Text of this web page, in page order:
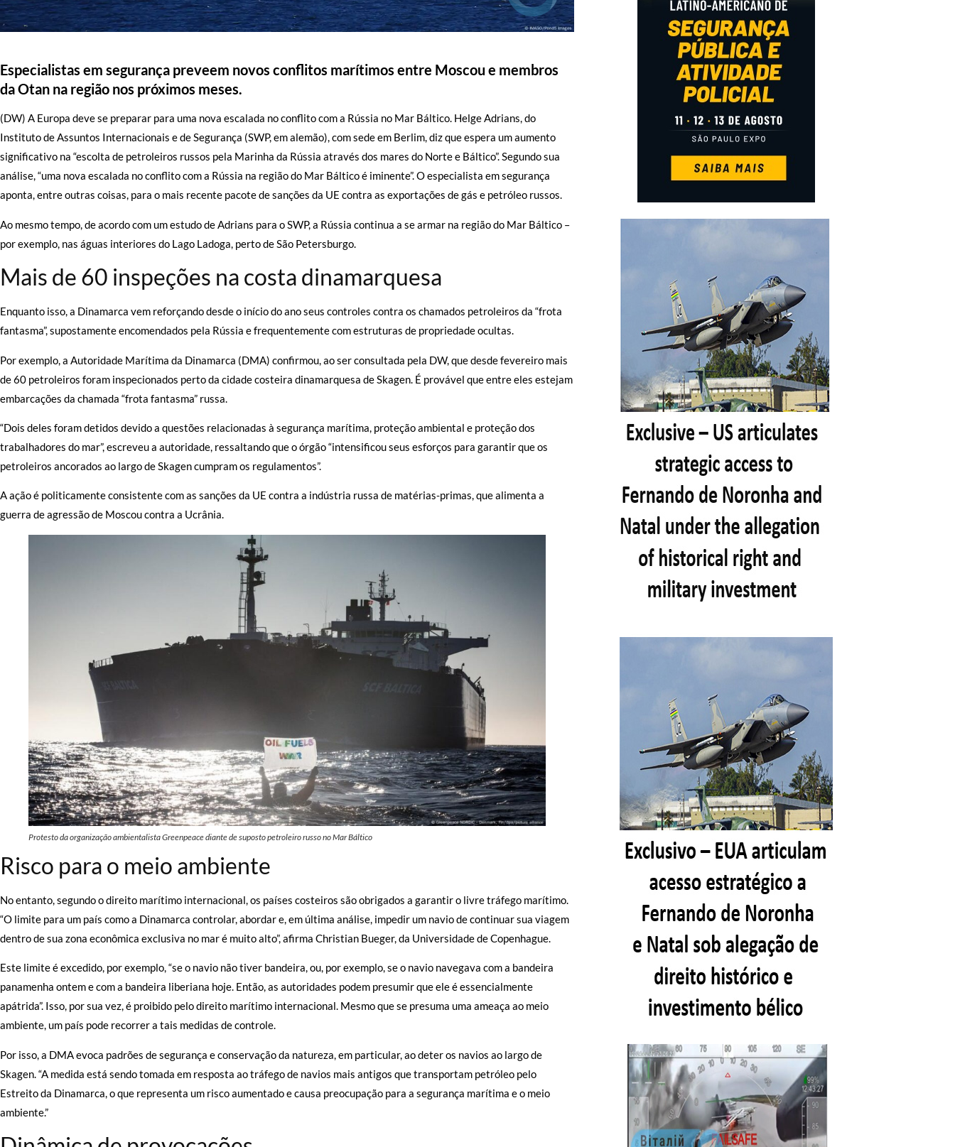
Especialistas em segurança preveem novos conflitos marítimos entre Moscou e membros
da Otan na região nos próximos meses.
(DW) A Europa deve se preparar para uma nova escalada no conflito com a Rússia no Mar Báltico. Helge Adrians, do
Instituto de Assuntos Internacionais e de Segurança (SWP, em alemão), com sede em Berlim, diz que espera um aumento
significativo na “escolta de petroleiros russos pela Marinha da Rússia através dos mares do Norte e Báltico”. Segundo sua
análise, “uma nova escalada no conflito com a Rússia na região do Mar Báltico é iminente”. O especialista em segurança
aponta, entre outras coisas, para o mais recente pacote de sanções da UE contra as exportações de gás e petróleo russos.
Ao mesmo tempo, de acordo com um estudo de Adrians para o SWP, a Rússia continua a se armar na região do Mar Báltico –
por exemplo, nas águas interiores do Lago Ladoga, perto de São Petersburgo.
Mais de 60 inspeções na costa dinamarquesa
Enquanto isso, a Dinamarca vem reforçando desde o início do ano seus controles contra os chamados petroleiros da “frota
fantasma”, supostamente encomendados pela Rússia e frequentemente com estruturas de propriedade ocultas.
Por exemplo, a Autoridade Marítima da Dinamarca (DMA) confirmou, ao ser consultada pela DW, que desde fevereiro mais
de 60 petroleiros foram inspecionados perto da cidade costeira dinamarquesa de Skagen. É provável que entre eles estejam
embarcações da chamada “frota fantasma” russa.
“Dois deles foram detidos devido a questões relacionadas à segurança marítima, proteção ambiental e proteção dos
trabalhadores do mar”, escreveu a autoridade, ressaltando que o órgão “intensificou seus esforços para garantir que os
petroleiros ancorados ao largo de Skagen cumpram os regulamentos”.
A ação é politicamente consistente com as sanções da UE contra a indústria russa de matérias-primas, que alimenta a
guerra de agressão de Moscou contra a Ucrânia.
Protesto da organização ambientalista Greenpeace diante de suposto petroleiro russo no Mar Báltico
Risco para o meio ambiente
No entanto, segundo o direito marítimo internacional, os países costeiros são obrigados a garantir o livre tráfego marítimo.
“O limite para um país como a Dinamarca controlar, abordar e, em última análise, impedir um navio de continuar sua viagem
dentro de sua zona econômica exclusiva no mar é muito alto”, afirma Christian Bueger, da Universidade de Copenhague.
Este limite é excedido, por exemplo, “se o navio não tiver bandeira, ou, por exemplo, se o navio navegava com a bandeira
panamenha ontem e com a bandeira liberiana hoje. Então, as autoridades podem presumir que ele é essencialmente
apátrida”. Isso, por sua vez, é proibido pelo direito marítimo internacional. Mesmo que se presuma uma ameaça ao meio
ambiente, um país pode recorrer a tais medidas de controle.
Por isso, a DMA evoca padrões de segurança e conservação da natureza, em particular, ao deter os navios ao largo de
Skagen. “A medida está sendo tomada em resposta ao tráfego de navios mais antigos que transportam petróleo pelo
Estreito da Dinamarca, o que representa um risco aumentado e causa preocupação para a segurança marítima e o meio
ambiente.”